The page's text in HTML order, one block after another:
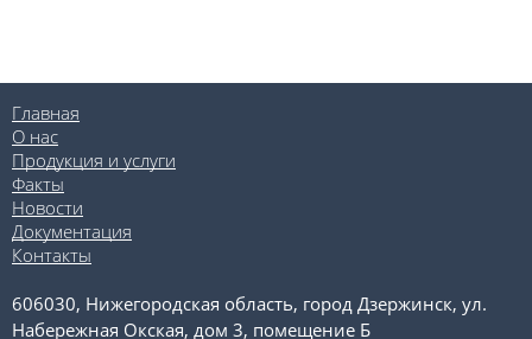
Главная
О нас
Продукция и услуги
Факты
Новости
Документация
Контакты
606030, Нижегородская область, город Дзержинск, ул.
Набережная Окская, дом 3, помещение Б